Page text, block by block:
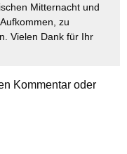
Mitternacht und
zu
Vielen Dank für Ihr
Kommentar oder